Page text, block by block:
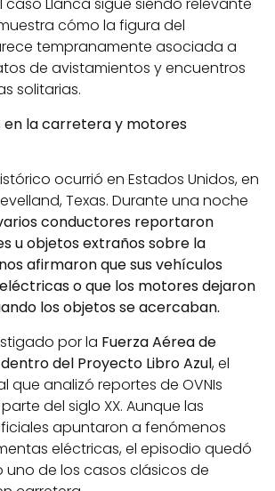
caso Llanca sigue siendo relevante
cómo la figura del
tempranamente asociada a
de avistamientos y encuentros
solitarias.
en la carretera y motores
ocurrió en Estados Unidos, en
Texas. Durante una noche
conductores reportaron
u objetos extraños sobre la
afirmaron que sus vehículos
o que los motores dejaron
los objetos se acercaban.
por la Fuerza Aérea de
del Proyecto Libro Azul, el
que analizó reportes de OVNIs
del siglo XX. Aunque las
apuntaron a fenómenos
eléctricas, el episodio quedó
de los casos clásicos de